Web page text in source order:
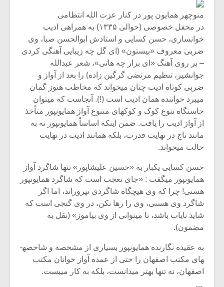
منوچهر همایون پور در کنار عزت الله انتظامی
در محفل خصوصی (حوالی ۱۳۳۵) به همراهی ادیب
خوانساری، حسن کسایی و استادش ابوالحسن صبا، وی
ضربی معروف «بیستون» (ای گل چه زیبایی آهنگی کردی
– بر روی آهنگ «ای برار چه هاتی»، شعر عبدالله
جوانشیر، تنظیم مرتضی گرگین زاده) را بعد از آواز و
ضربی کوتاه ادیب چنان می­خواند که مخاطب هنوز گمان
می­برد خواننده همان ادیب است (!). آنجاست که می­توان
خاستگاه تنوع کوک و کوک­های متنوع آواز همایون­پور متأخذ
از آواز ادیب را یافت. ضمن این­که اساساً همایون­پور نه به
مانند تاج در نهایت قدرت، بلکه همانند ادیب در نهایت
حالت می­خواند.
حسن کسایی یک­بار به «حسین علیشاپور» تنها شاگرد آواز
همایون­پور می­گفت : «جای تعجب است که شاگرد همایون­پور
هستی! چرا که وی هیچ­گاه شاگردی نپروراند، اما اگر
شاگرد وی هستی، وی را رها نکن، در وی گنجی است که
شاید نایاب باشد، تا می­توانی از وی بیاموز» (نقل به
مضمون).
به عقیده نگارنده همایون­پور بسیاری از مشخصه و شاخصه­
های مکتب اصفهان را حتی از عمده آواز خوانان مکتب
اصفهان، نه تنها بهتر می­دانست، بلکه به کار می­بست.